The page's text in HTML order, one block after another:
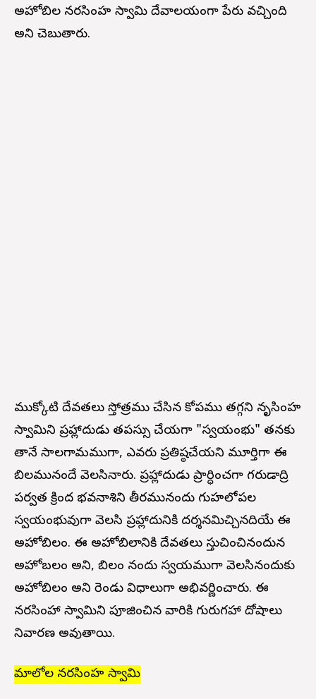
అహోబిల నరసింహ స్వామి దేవాలయంగా పేరు వచ్చింది
అని చెబుతారు.
ముక్కోటి దేవతలు స్తోత్రము చేసిన కోపము తగ్గని నృసింహ
స్వామిని ప్రహ్లాదుడు తపస్సు చేయగా "స్వయంభు" తనకు
తానే సాలగ్రామముగా, ఎవరు ప్రతిష్ఠచేయని మూర్తిగా ఈ
బిలమునందే వెలసినారు. ప్రహ్లాదుడు ప్రార్ధించగా గరుడాద్రి
పర్వత క్రింద భవనాశిని తీరమునందు గుహలోపల
స్వయంభువుగా వెలసి ప్రహ్లాదునికి దర్శనమిచ్చినదియే ఈ
అహోబిలం. ఈ అహోబిలానికి దేవతలు స్తుచించినందున
అహోబలం అని, బిలం నందు స్వయముగా వెలసినందుకు
అహోబిలం అని రెండు విధాలుగా అభివర్ణించారు. ఈ
నరసింహా స్వామిని పూజించిన వారికి గురుగ్రహా దోషాలు
నివారణ అవుతాయి.
మాలోల నరసింహ స్వామి